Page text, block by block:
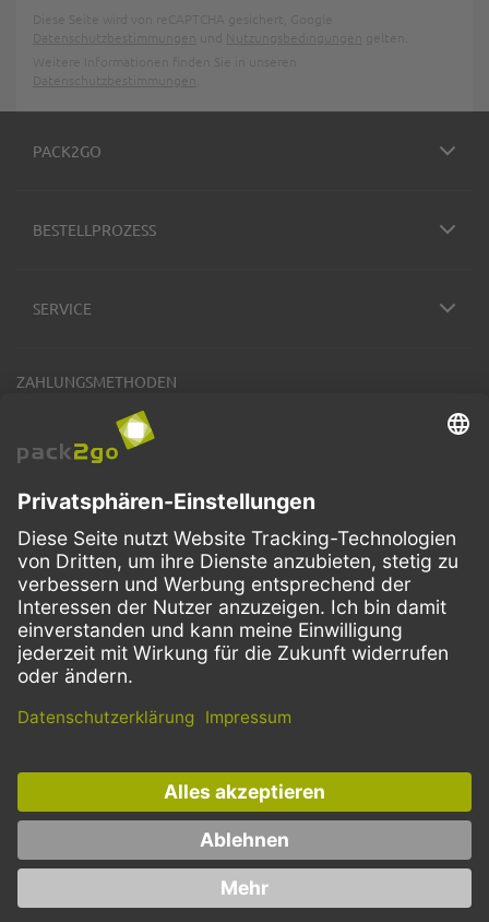
PACK2GO
BESTELLPROZESS
SERVICE
ZAHLUNGSMETHODEN
VERSANDARTEN
FacebookInstagramLinkedIn
Dieses Angebot ist ausschließlich für Gastronomie, Handel, Industrie,
Handwerk, öffentliche Einrichtungen und die freien Berufe bestimmt.
Die Bestellungen von Privatkunden sind ausgeschlossen.